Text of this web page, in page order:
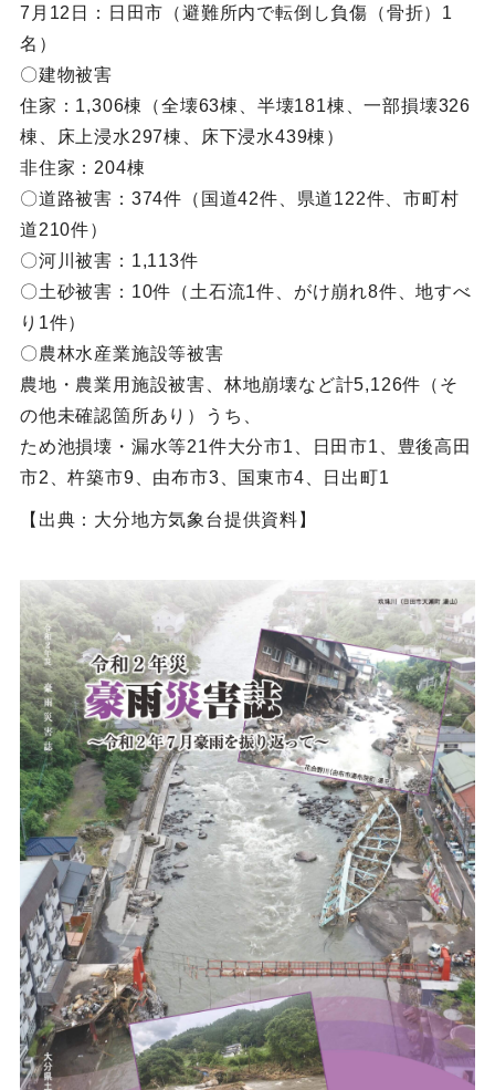
7月12日：日田市（避難所内で転倒し負傷（骨折）1
名）
〇建物被害
住家：1,306棟（全壊63棟、半壊181棟、一部損壊326
棟、床上浸水297棟、床下浸水439棟）
非住家：204棟
〇道路被害：374件（国道42件、県道122件、市町村
道210件）
〇河川被害：1,113件
〇土砂被害：10件（土石流1件、がけ崩れ8件、地すべ
り1件）
〇農林水産業施設等被害
農地・農業用施設被害、林地崩壊など計5,126件（そ
の他未確認箇所あり）うち、
ため池損壊・漏水等21件大分市1、日田市1、豊後高田
市2、杵築市9、由布市3、国東市4、日出町1
【出典：大分地方気象台提供資料】